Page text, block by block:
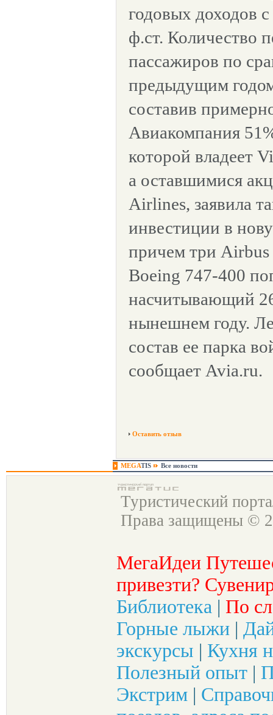
годовых доходов
ф.ст. Количество
пассажиров по
предыдущим
составив
Авиакомпания
которой владеет
а оставшимися
Airlines, заявила
инвестиции в
причем три
Boeing 747-400
насчитывающий
нынешнем году.
состав ее парка
сообщает Avia.ru.
Оставить отзыв
MEGATIS Все новости
Туристический
Права защищены ©
МегаИдеи
привезти?
Библиотека | По
Горные лыжи |
экскурсы | Кухня
Полезный опыт |
Экстрим |